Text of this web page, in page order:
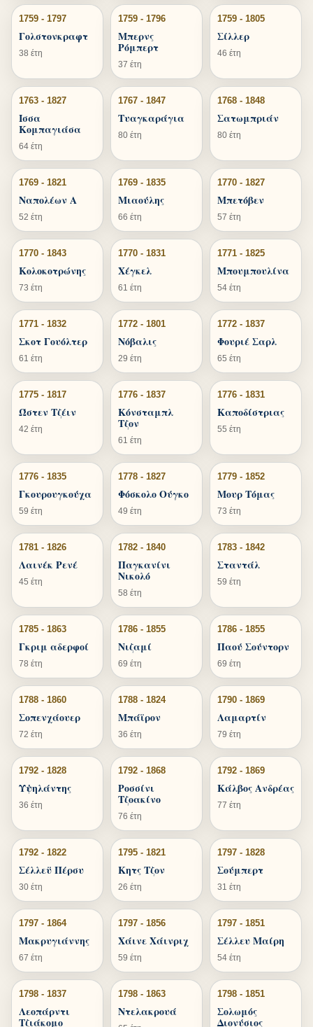
1759 - 1797
Γολστονκραφτ
38 έτη
1759 - 1796
Μπερνς
Ρόμπερτ
37 έτη
1759 - 1805
Σίλλερ
46 έτη
1763 - 1827
Ισσα
Κομπαγιάσα
64 έτη
1767 - 1847
Τυαγκαράγια
80 έτη
1768 - 1848
Σατωμπριάν
80 έτη
1769 - 1821
Ναπολέων Α
52 έτη
1769 - 1835
Μιαούλης
66 έτη
1770 - 1827
Μπετόβεν
57 έτη
1770 - 1843
Κολοκοτρώνης
73 έτη
1770 - 1831
Χέγκελ
61 έτη
1771 - 1825
Μπουμπουλίνα
54 έτη
1771 - 1832
Σκοτ Γουόλτερ
61 έτη
1772 - 1801
Νόβαλις
29 έτη
1772 - 1837
Φουριέ Σαρλ
65 έτη
1775 - 1817
Ώστεν Τζέιν
42 έτη
1776 - 1837
Κόνσταμπλ
Τζον
61 έτη
1776 - 1831
Καποδίστριας
55 έτη
1776 - 1835
Γκουρουγκούχα
59 έτη
1778 - 1827
Φόσκολο Ούγκο
49 έτη
1779 - 1852
Μουρ Τόμας
73 έτη
1781 - 1826
Λαινέκ Ρενέ
45 έτη
1782 - 1840
Παγκανίνι
Νικολό
58 έτη
1783 - 1842
Σταντάλ
59 έτη
1785 - 1863
Γκριμ αδερφοί
78 έτη
1786 - 1855
Νιζαμί
69 έτη
1786 - 1855
Παού Σούντορν
69 έτη
1788 - 1860
Σοπενχάουερ
72 έτη
1788 - 1824
Μπάϊρον
36 έτη
1790 - 1869
Λαμαρτίν
79 έτη
1792 - 1828
Υψηλάντης
36 έτη
1792 - 1868
Ροσσίνι
Τζοακίνο
76 έτη
1792 - 1869
Κάλβος Ανδρέας
77 έτη
1792 - 1822
Σέλλεϋ Πέρσυ
30 έτη
1795 - 1821
Κητς Τζον
26 έτη
1797 - 1828
Σούμπερτ
31 έτη
1797 - 1864
Μακρυγιάννης
67 έτη
1797 - 1856
Χάινε Χάινριχ
59 έτη
1797 - 1851
Σέλλευ Μαίρη
54 έτη
1798 - 1837
Λεοπάρντι
Τζιάκομο
1798 - 1863
Ντελακρουά
1798 - 1851
Σολωμός
Διονύσιος